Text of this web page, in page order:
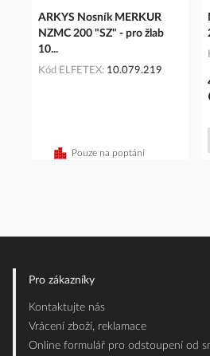
ARKYS Nosník MERKUR
NZMC 200 "SZ" - pro žlab
10...
Kód ELFETEX 10.079.219
Pouze na poptání
Pro zákazníky
Kontaktujte nás
Vrácení zboží, reklamace
Online formulář pro odstoupení od